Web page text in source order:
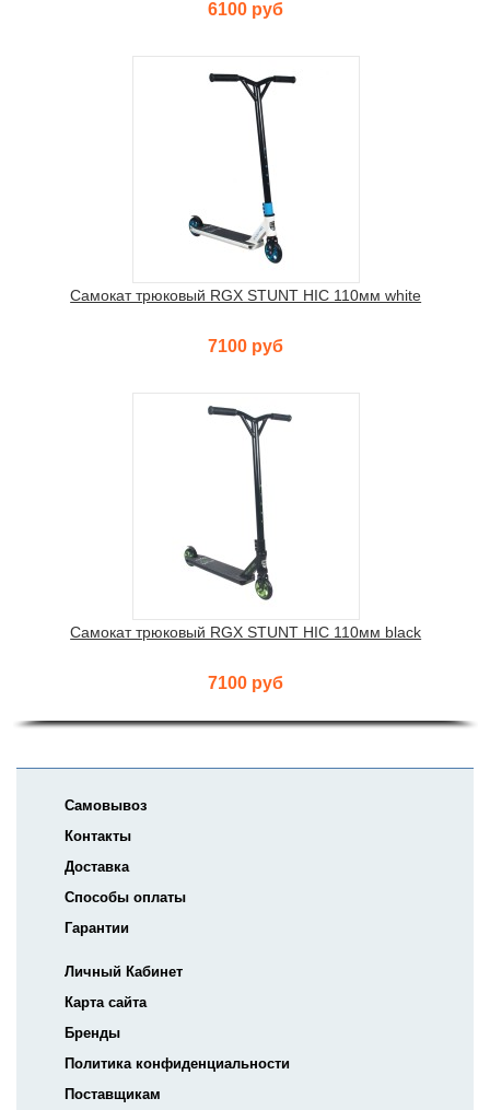
6100 руб
Самокат трюковый RGX STUNT HIC 110мм white
7100 руб
Самокат трюковый RGX STUNT HIC 110мм black
7100 руб
Самовывоз
Контакты
Доставка
Способы оплаты
Гарантии
Личный Кабинет
Карта сайта
Бренды
Политика конфиденциальности
Поставщикам